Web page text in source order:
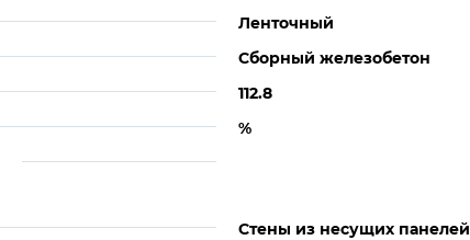
Ленточный
Сборный железобетон
112.8
%
Стены из несущих панелей